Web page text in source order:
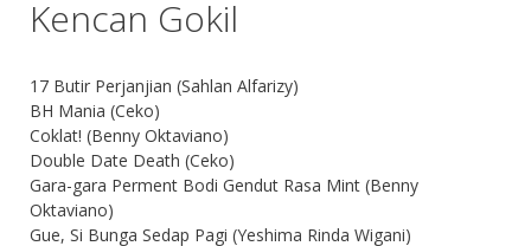
Kencan Gokil
17 Butir Perjanjian (Sahlan Alfarizy)
BH Mania (Ceko)
Coklat! (Benny Oktaviano)
Double Date Death (Ceko)
Gara-gara Perment Bodi Gendut Rasa Mint (Benny
Oktaviano)
Gue, Si Bunga Sedap Pagi (Yeshima Rinda Wigani)